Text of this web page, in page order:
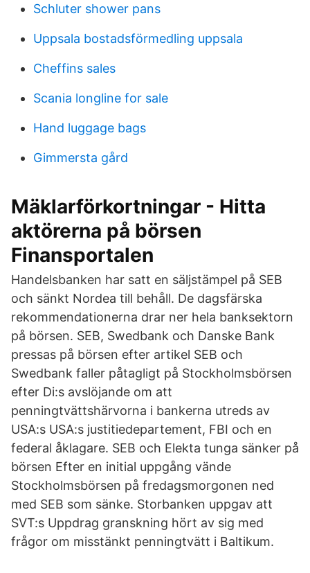
Schluter shower pans
Uppsala bostadsförmedling uppsala
Cheffins sales
Scania longline for sale
Hand luggage bags
Gimmersta gård
Mäklarförkortningar - Hitta
aktörerna på börsen
Finansportalen
Handelsbanken har satt en säljstämpel på SEB
och sänkt Nordea till behåll. De dagsfärska
rekommendationerna drar ner hela banksektorn
på börsen. SEB, Swedbank och Danske Bank
pressas på börsen efter artikel SEB och
Swedbank faller påtagligt på Stockholmsbörsen
efter Di:s avslöjande om att
penningtvättshärvorna i bankerna utreds av
USA:s USA:s justitiedepartement, FBI och en
federal åklagare. SEB och Elekta tunga sänker på
börsen Efter en initial uppgång vände
Stockholmsbörsen på fredagsmorgonen ned
med SEB som sänke. Storbanken uppgav att
SVT:s Uppdrag granskning hört av sig med
frågor om misstänkt penningtvätt i Baltikum.